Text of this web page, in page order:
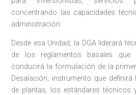
concentrando las capacidades
administración.
Desde esa Unidad, la DGA liderará
de los reglamentos basales que
conducirá la formulación de la
Desalación, instrumento que
de plantas, los estándares técnicos